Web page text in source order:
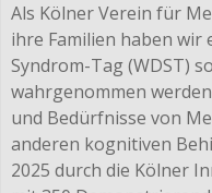
Als Kölner Verein für
ihre Familien haben wir
Syndrom-Tag (WDST)
wahrgenommen
und Bedürfnisse von
anderen kognitiven
2025 durch die Kölner